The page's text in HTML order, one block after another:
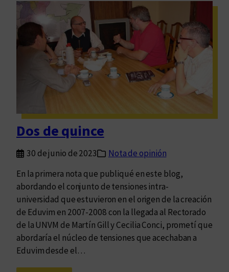
Dos de quince
30 de junio de 2023
Nota de opinión
En la primera nota que publiqué en este blog,
abordando el conjunto de tensiones intra-
universidad que estuvieron en el origen de la creación
de Eduvim en 2007-2008 con la llegada al Rectorado
de la UNVM de Martín Gill y Cecilia Conci, prometí que
abordaría el núcleo de tensiones que acechaban a
Eduvim desde el…